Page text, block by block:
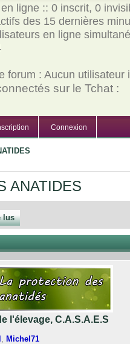
ligne :: 0 inscrit, 0
des 15 dernières
en ligne
forum : Aucun utilisateur
sur le Tchat :
Connexion
ANATIDES
lus
l'élevage, C.A.S.A.E.S
Michel71